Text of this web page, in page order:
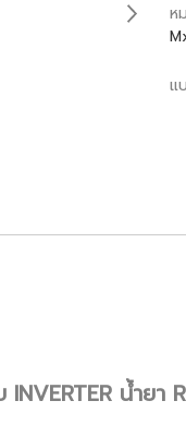
ห
แ
INVERTER น้ำย